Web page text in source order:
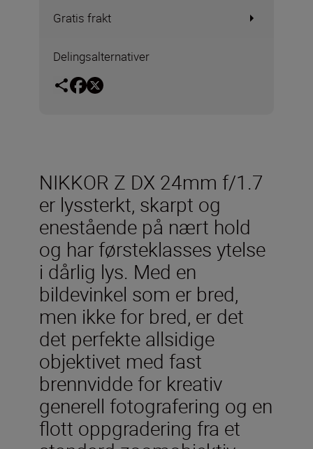
Gratis frakt
Delingsalternativer
NIKKOR Z DX 24mm f/1.7
er lyssterkt, skarpt og
enestående på nært hold
og har førsteklasses ytelse
i dårlig lys. Med en
bildevinkel som er bred,
men ikke for bred, er det
det perfekte allsidige
objektivet med fast
brennvidde for kreativ
generell fotografering og en
flott oppgradering fra et